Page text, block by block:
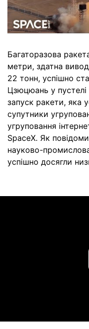
Багаторазова
метри, здатна
22 тонн, успішно
Цзюцюань у пустелі
запуск ракети, яка
супутники
угруповання
SpaceX. Як
науково-
успішно досягли